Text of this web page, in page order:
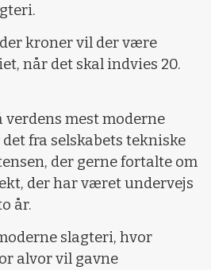
kroner vil der være
når det skal indvies 20.
verdens mest moderne
fra selskabets tekniske
der gerne fortalte om
der har været undervejs
år.
slagteri, hvor
alvor vil gavne